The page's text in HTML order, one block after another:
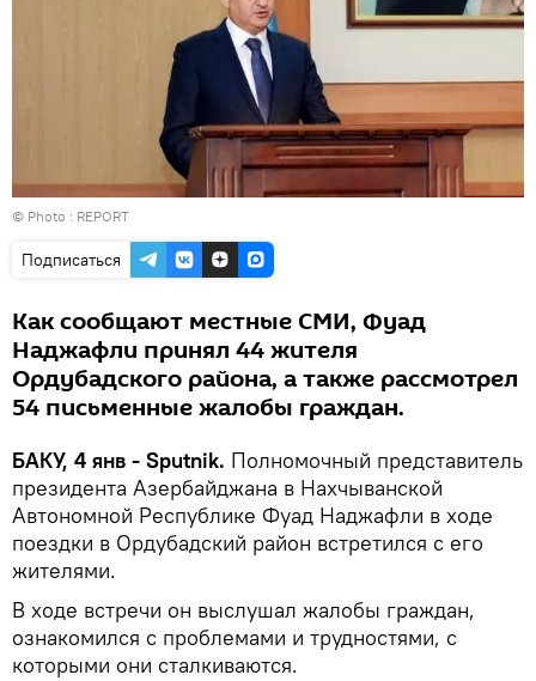
© Photo : REPORT
Подписаться
Как сообщают местные СМИ, Фуад
Наджафли принял 44 жителя
Ордубадского района, а также рассмотрел
54 письменные жалобы граждан.
БАКУ, 4 янв - Sputnik. Полномочный представитель
президента Азербайджана в Нахчыванской
Автономной Республике Фуад Наджафли в ходе
поездки в Ордубадский район встретился с его
жителями.
В ходе встречи он выслушал жалобы граждан,
ознакомился с проблемами и трудностями, с
которыми они сталкиваются.